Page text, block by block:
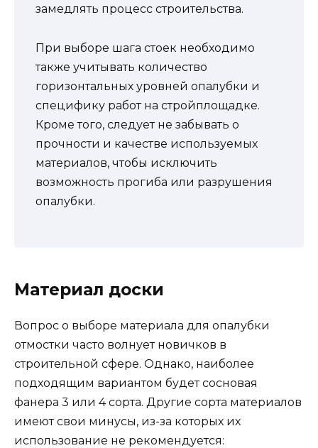
замедлять процесс строительства.
При выборе шага стоек необходимо
также учитывать количество
горизонтальных уровней опалубки и
специфику работ на стройплощадке.
Кроме того, следует не забывать о
прочности и качестве используемых
материалов, чтобы исключить
возможность прогиба или разрушения
опалубки.
Материал доски
Вопрос о выборе материала для опалубки
отмостки часто волнует новичков в
строительной сфере. Однако, наиболее
подходящим вариантом будет сосновая
фанера 3 или 4 сорта. Другие сорта материалов
имеют свои минусы, из-за которых их
использование не рекомендуется: